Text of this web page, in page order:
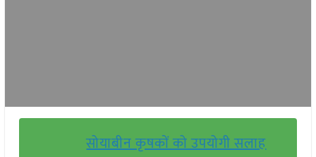
सोयाबीन कृषकों को उपयोगी सलाह